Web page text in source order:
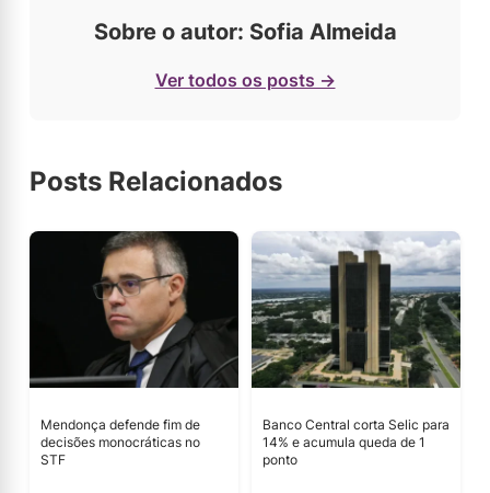
Sobre o autor: Sofia Almeida
Ver todos os posts →
Posts Relacionados
Mendonça defende fim de
decisões monocráticas no
STF
Banco Central corta Selic para
14% e acumula queda de 1
ponto